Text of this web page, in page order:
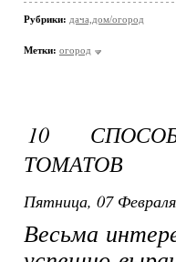
Рубрики: дача,дом/огород
Метки: огород
10
ТОМАТОВ
Пятница, 07
Весьма